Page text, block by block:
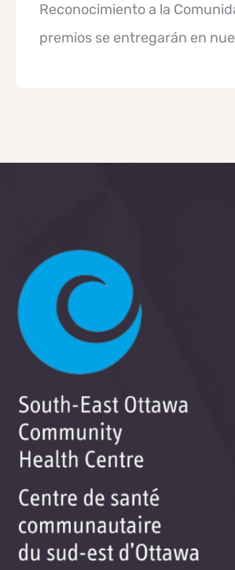
Reconocimiento a la
premios se entregarán en